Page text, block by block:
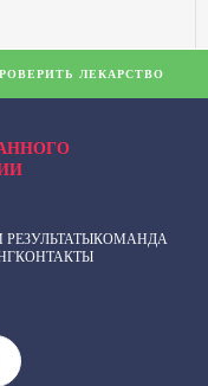
КОМАНДА
КОНТАКТЫ
ЛЕКАРСТВО